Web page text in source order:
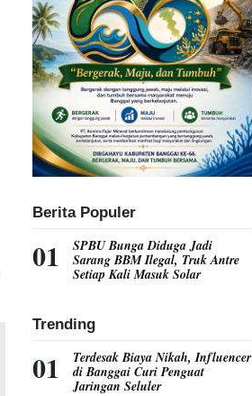
Berita Populer
SPBU Bunga Diduga Jadi
Sarang BBM Ilegal, Truk Antre
Setiap Kali Masuk Solar
Trending
Terdesak Biaya Nikah, Influencer
di Banggai Curi Penguat
Jaringan Seluler